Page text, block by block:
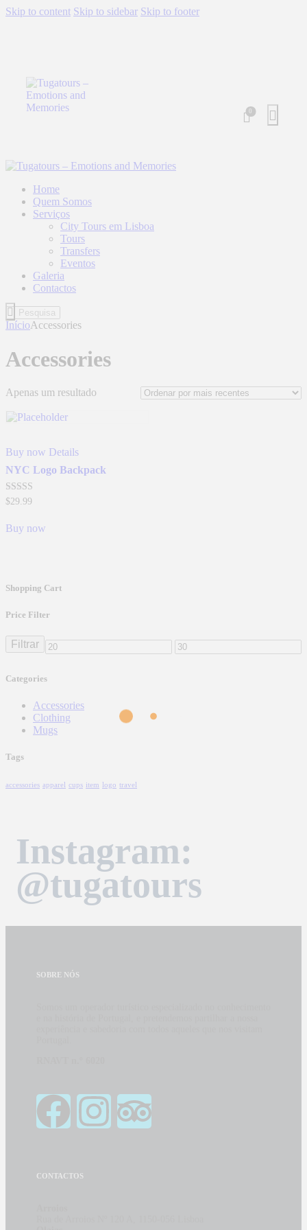
Skip to content Skip to sidebar Skip to footer
0
Home
Quem Somos
Serviços
City Tours em Lisboa
Tours
Transfers
Eventos
Galeria
Contactos
InícioAccessories
Accessories
Apenas um resultado
Buy now Details
NYC Logo Backpack
Avaliação
$29 99
Buy now
Shopping Cart
Price Filter
Filtrar
Categories
Accessories
Clothing
Mugs
Tags
accessories apparel cups item logo travel
Instagram:
@tugatours
SOBRE NÓS
CONTACTOS